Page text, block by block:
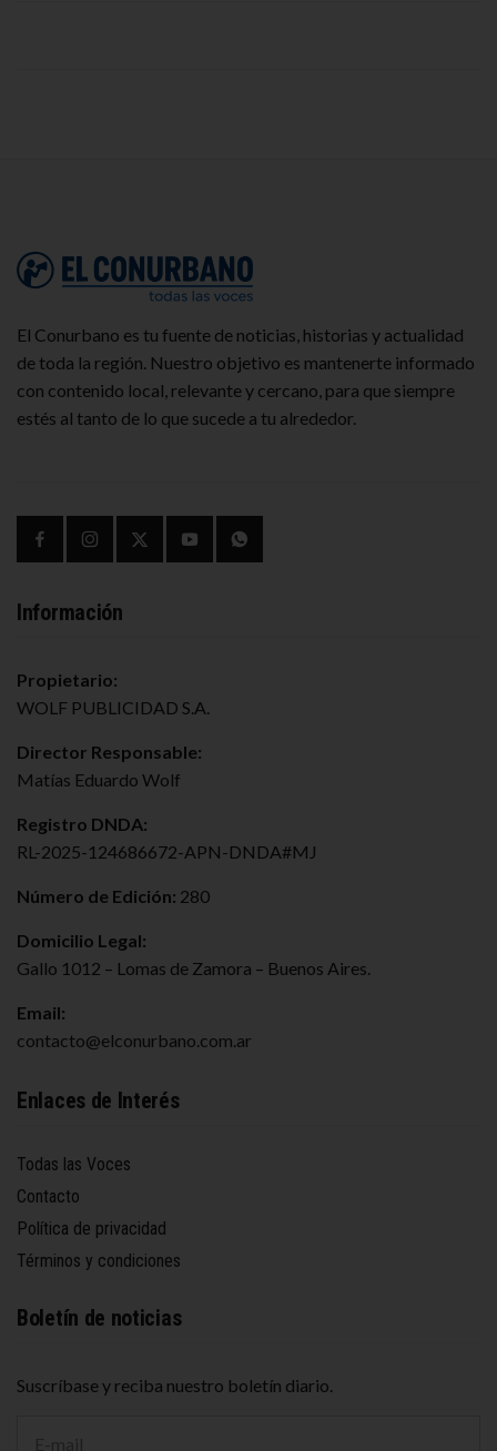
El Conurbano es tu fuente de noticias, historias y actualidad
de toda la región. Nuestro objetivo es mantenerte informado
con contenido local, relevante y cercano, para que siempre
estés al tanto de lo que sucede a tu alrededor.
Información
Propietario:
WOLF PUBLICIDAD S.A.
Director Responsable:
Matías Eduardo Wolf
Registro DNDA:
RL-2025-124686672-APN-DNDA#MJ
Número de Edición: 280
Domicilio Legal:
Gallo 1012 – Lomas de Zamora – Buenos Aires.
Email:
contacto@elconurbano.com.ar
Enlaces de Interés
Todas las Voces
Contacto
Política de privacidad
Términos y condiciones
Boletín de noticias
Suscríbase y reciba nuestro boletín diario.